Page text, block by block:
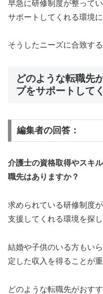
早急に研修制度が整って
サポートしてくれる環境
そうしたニーズに合致す
どのような転職先
プをサポートして
編集者の回答：
介護士の資格取得やスキ
職先はありますか？
求められている研修制度
支援してくれる環境を探し
結婚や子供のいる方もい
定した収入を得ることが重
どのような転職先がおす